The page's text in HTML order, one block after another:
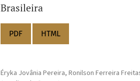
Brasileira
PDF HTML
Éryka Jovânia Pereira, Ronilson Ferreira